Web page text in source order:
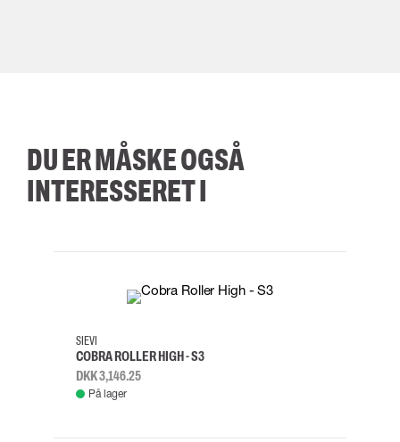
DU ER MÅSKE OGSÅ
INTERESSERET I
38
SIEVI
COBRA ROLLER HIGH - S3
DKK 3,146.25
På lager